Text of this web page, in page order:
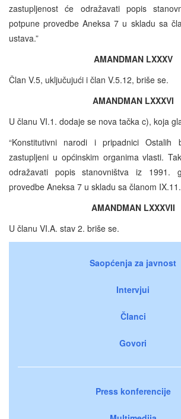
zastupljenost će odražavati popis
potpune provedbe Aneksa 7 u skladu sa
ustava.”
AMANDMAN LXXXV
Član V.5, uključujući i član V.5.12, briše se.
AMANDMAN LXXXVI
U članu VI.1. dodaje se nova tačka c), koja
“Konstitutivni narodi i pripadnici Ostalih
zastupljeni u općinskim organima vlasti.
odražavati popis stanovništva iz 1991.
provedbe Aneksa 7 u skladu sa članom
AMANDMAN LXXXVII
U članu VI.A. stav 2. briše se.
Saopćenja za javnost
Intervjui
Članci
Govori
Press konferencije